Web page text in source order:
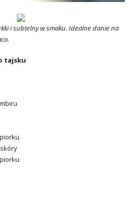
i subtelny w smaku. Idealne danie na
tajsku